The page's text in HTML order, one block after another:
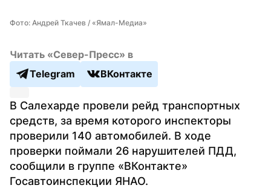
Фото: Андрей Ткачев / «Ямал-Медиа»
Читать «Север-Пресс» в
Telegram
ВКонтакте
В Салехарде провели рейд транспортных
средств, за время которого инспекторы
проверили 140 автомобилей. В ходе
проверки поймали 26 нарушителей ПДД,
сообщили в группе «ВКонтакте»
Госавтоинспекции ЯНАО.